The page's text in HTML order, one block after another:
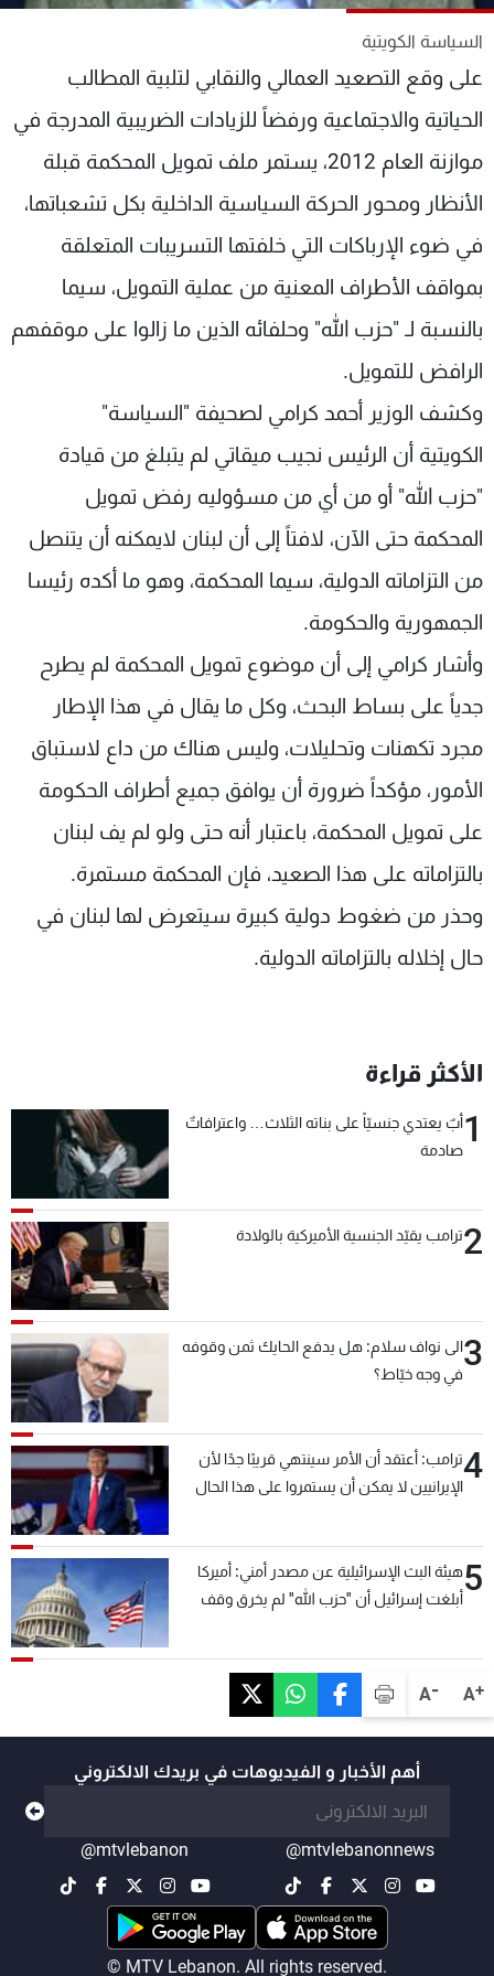
A+
A-
السياسة الكويتية
على وقع التصعيد العمالي والنقابي لتلبية المطالب
الحياتية والاجتماعية ورفضاً للزيادات الضريبية المدرجة في
موازنة العام 2012، يستمر ملف تمويل المحكمة قبلة
الأنظار ومحور الحركة السياسية الداخلية بكل تشعباتها،
في ضوء الإرباكات التي خلفتها التسريبات المتعلقة
بمواقف الأطراف المعنية من عملية التمويل، سيما
بالنسبة لـ "حزب الله" وحلفائه الذين ما زالوا على موقفهم
الرافض للتمويل.
وكشف الوزير أحمد كرامي لصحيفة "السياسة"
الكويتية أن الرئيس نجيب ميقاتي لم يتبلغ من قيادة
"حزب الله" أو من أي من مسؤوليه رفض تمويل
المحكمة حتى الآن، لافتاً إلى أن لبنان لايمكنه أن يتنصل
من التزاماته الدولية، سيما المحكمة، وهو ما أكده رئيسا
الجمهورية والحكومة.
وأشار كرامي إلى أن موضوع تمويل المحكمة لم يطرح
جدياً على بساط البحث، وكل ما يقال في هذا الإطار
مجرد تكهنات وتحليلات، وليس هناك من داع لاستباق
الأمور، مؤكداً ضرورة أن يوافق جميع أطراف الحكومة
على تمويل المحكمة، باعتبار أنه حتى ولو لم يف لبنان
بالتزاماته على هذا الصعيد، فإن المحكمة مستمرة.
وحذر من ضغوط دولية كبيرة سيتعرض لها لبنان في
حال إخلاله بالتزاماته الدولية.
الأكثر قراءة
1أبٌ يعتدي جنسيّاً على بناته الثلاث… واعترافاتٌ
صادمة
2ترامب يقيّد الجنسية الأميركية بالولادة
3الى نواف سلام: هل يدفع الحايك ثمن وقوفه
في وجه خيّاط؟
4ترامب: أعتقد أن الأمر سينتهي قريبًا جدًا لأن
الإيرانيين لا يمكن أن يستمروا على هذا الحال
5هيئة البث الإسرائيلية عن مصدر أمني: أميركا
أبلغت إسرائيل أن "حزب الله" لم يخرق وقف
أهم الأخبار و الفيديوهات في بريدك الالكتروني
@mtvlebanonnews
@mtvlebanon
© MTV Lebanon. All rights reserved.
الترددات
عن MTV
لاعلاناتكم
وظائف
شروط الإسـتخدام
سياسة الخصوصية